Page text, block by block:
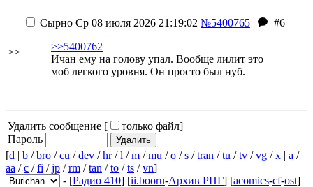
>>
Сырно Ср 08 июля 2026 21:19:02 №5400765
#6
>>5400762
Ичан ему на голову упал. Вообще лилит это
моб легкого уровня. Он просто был нуб.
Удалить сообщение [ только файл]
Пароль
[d | b /bro /cu /dev /hr/l /m /mu /o /s /tran /tu /tv /vg /x | a /
aa /c /fi /jp /rm /tan /to /ts /vn]
- [Радио 410] [ii.booru-Архив РПГ] [acomics-cf-ost]